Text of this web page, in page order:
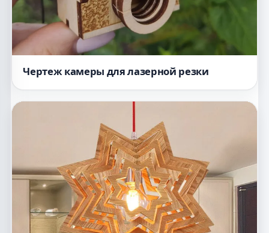
Чертеж камеры для лазерной резки